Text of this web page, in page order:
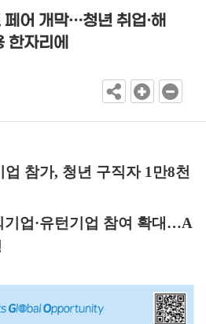
어 개막…청년 취업·해
한자리에
업 참가, 청년 구직자 1 만8천
업 ·유턴기업 참여 확대 …A